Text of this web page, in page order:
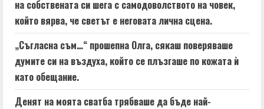
на собствената си шега с самодоволството на човек,
който вярва, че светът е неговата лична сцена.
„Съгласна съм…“ прошепна Олга, сякаш поверяваше
думите си на въздуха, който се плъзгаше по кожата ѝ
като обещание.
Денят на моята сватба трябваше да бъде най-